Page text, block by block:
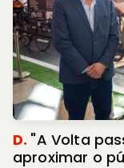
D. "A Volta
aproximar o